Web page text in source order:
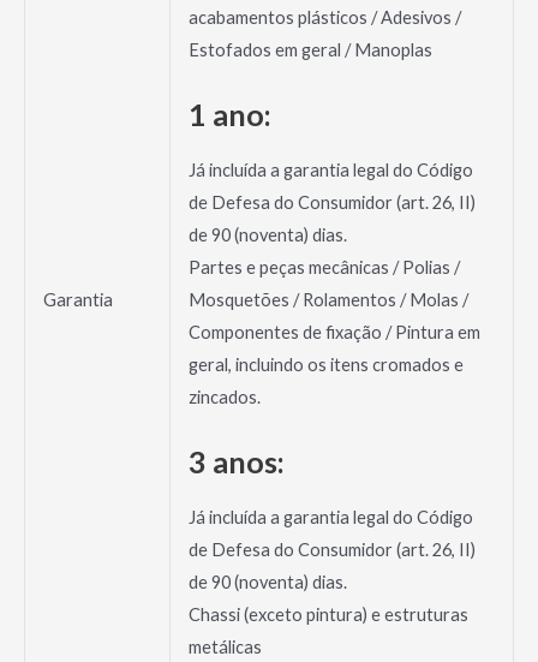
Garantia
acabamentos plásticos / Adesivos /
Estofados em geral / Manoplas
1 ano:
Já incluída a garantia legal do Código
de Defesa do Consumidor (art. 26, II)
de 90 (noventa) dias.
Partes e peças mecânicas / Polias /
Mosquetões / Rolamentos / Molas /
Componentes de fixação / Pintura em
geral, incluindo os itens cromados e
zincados.
3 anos:
Já incluída a garantia legal do Código
de Defesa do Consumidor (art. 26, II)
de 90 (noventa) dias.
Chassi (exceto pintura) e estruturas
metálicas